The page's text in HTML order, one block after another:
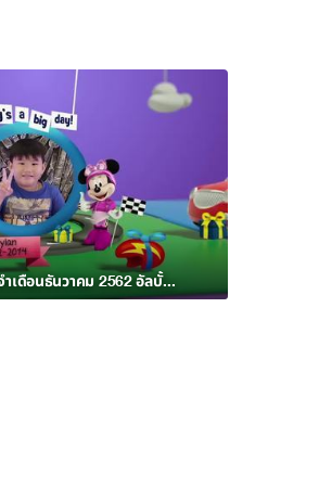
สมุดอวยพรวันเกิดดิสนีย์ประจำเดือนธันวาคม 2562 อัลบั้ม 3